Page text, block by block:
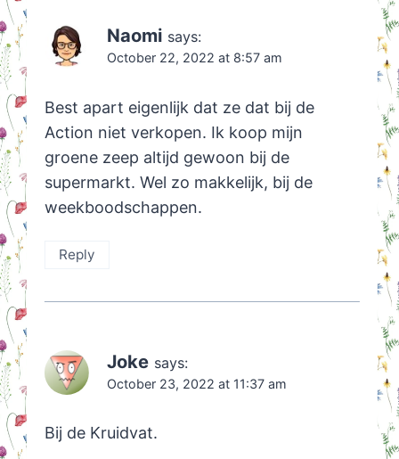
Naomi says:
October 22, 2022 at 8:57 am
Best apart eigenlijk dat ze dat bij de
Action niet verkopen. Ik koop mijn
groene zeep altijd gewoon bij de
supermarkt. Wel zo makkelijk, bij de
weekboodschappen.
Reply
Joke says:
October 23, 2022 at 11:37 am
Bij de Kruidvat.